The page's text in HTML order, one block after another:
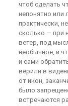
чтоб сделать
непонятно или
практически,
сколько — при
ветер, под
необычное, и
и сами
верили в
от икон,
было
встречаются